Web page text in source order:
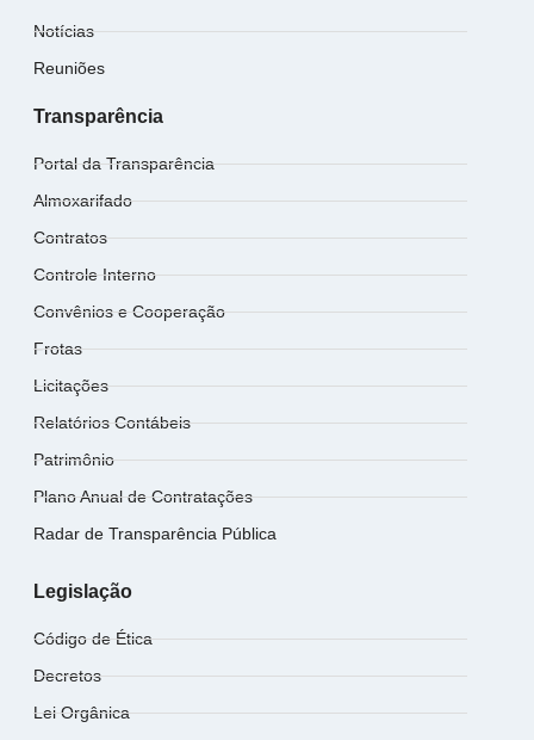
Notícias
Reuniões
Transparência
Portal da Transparência
Almoxarifado
Contratos
Controle Interno
Convênios e Cooperação
Frotas
Licitações
Relatórios Contábeis
Patrimônio
Plano Anual de Contratações
Radar de Transparência Pública
Legislação
Código de Ética
Decretos
Lei Orgânica